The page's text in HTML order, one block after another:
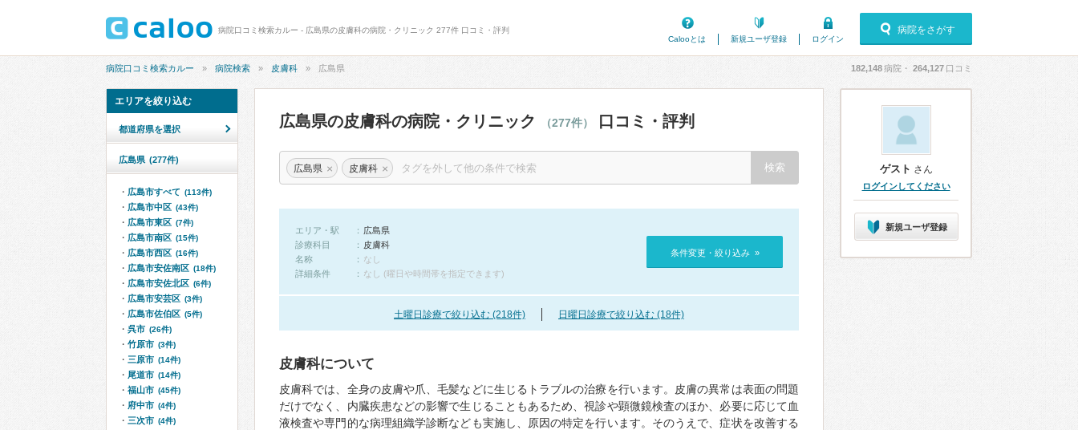
病院口コミ検索カルー - 広島県の皮膚科の病院・クリニック 277件 口コミ・評判
Calooとは
新規ユーザ登録 ログイン
病院をさがす
病院口コミ検索カルー 病院検索 皮膚科 広島県 182,148病院・ 264,127 口コミ
広島県の皮膚科の病院・クリニック （277件） 口コミ・評判
広島県 × 皮膚科 ×
エリア・駅
広島県
診療科目
皮膚科
名称
なし
詳細条件
なし (曜日や時間帯を指定できます)
条件変更・絞り込み »
土曜日診療で絞り込む (218件) 日曜日診療で絞り込む (18件)
皮膚科について
皮膚科では、全身の皮膚や爪、毛髪などに生じるトラブルの治療を行います。皮膚の異常は表面の問題
だけでなく、内臓疾患などの影響で生じることもあるため、視診や顕微鏡検査のほか、必要に応じて血
液検査や専門的な病理組織学診断なども実施し、原因の特定を行います。そのうえで、症状を改善する
エリアを絞り込む
都道府県を選択
広島県 (277件)
広島市すべて (113件)
広島市中区 (43件)
広島市東区 (7件)
広島市南区 (15件)
広島市西区 (16件)
広島市安佐南区 (18件)
広島市安佐北区 (6件)
広島市安芸区 (3件)
広島市佐伯区 (5件)
呉市 (26件)
竹原市 (3件)
三原市 (14件)
尾道市 (14件)
福山市 (45件)
府中市 (4件)
三次市 (4件)
ゲスト さん
ログインしてください
新規ユーザ登録